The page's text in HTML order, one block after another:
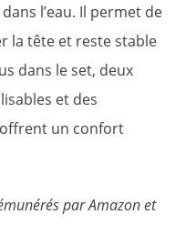
l’eau. Il permet de
la tête et reste stable
dans le set, deux
et des
un confort
par Amazon et